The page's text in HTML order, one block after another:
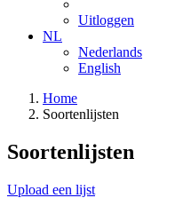
Uitloggen
NL
Nederlands
English
Home
Soortenlijsten
Soortenlijsten
Upload een lijst